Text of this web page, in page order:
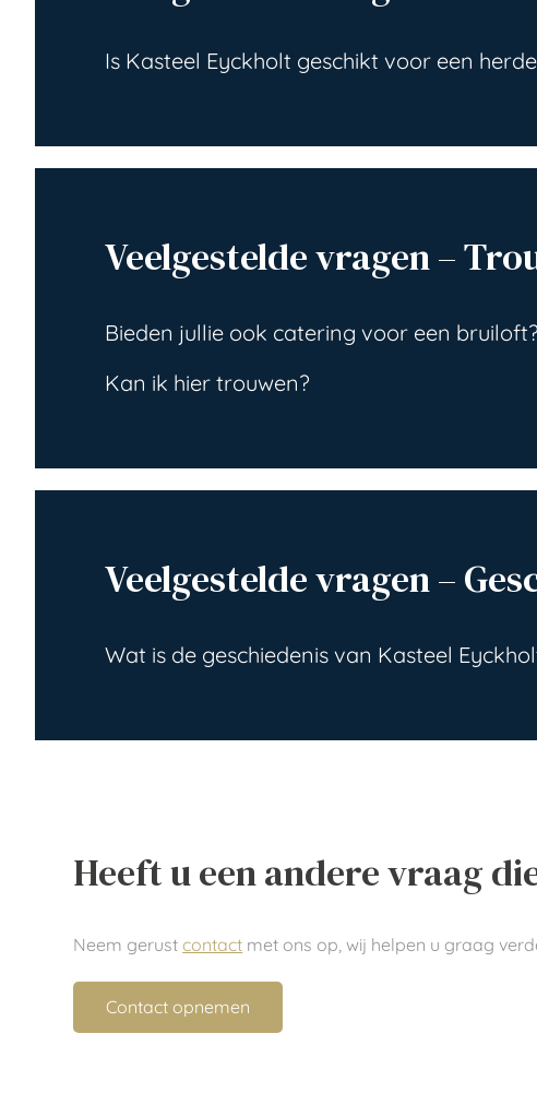
Is Kasteel Eyckholt geschikt voor een
Veelgestelde vragen –
Bieden jullie ook catering voor een bruiloft?
Kan ik hier trouwen?
Veelgestelde vragen –
Wat is de geschiedenis van Kasteel
Heeft u een andere vraag
Neem gerustcontact met ons op, wij helpen u graag
Contact opnemen